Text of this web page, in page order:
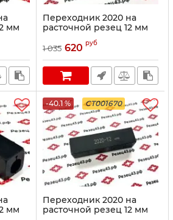
мм
Переходник 2020 на
расточной резец 12 мм
(круглое отверстие)
1 035 620 руб
мм
-40.1 % CT001670
Переходник 2020 на
расточной резец 12 мм